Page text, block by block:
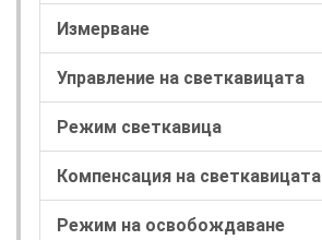
Измерване
Управление на светкавицата
Режим светкавица
Компенсация на светкавицата
Режим на освобождаване